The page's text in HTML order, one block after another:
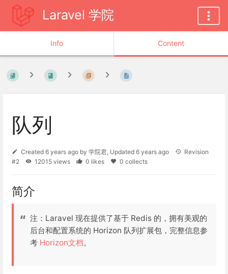
Laravel 学院
Info Content
队列
Created 6 years ago by 学院君, Updated 6 years ago
Revision
#2
12015 views 0 likes 0 collects
简介
注：Laravel 现在提供了基于 Redis 的，拥有美观的
后台和配置系统的 Horizon 队列扩展包，完整信息参
考 Horizon文档。